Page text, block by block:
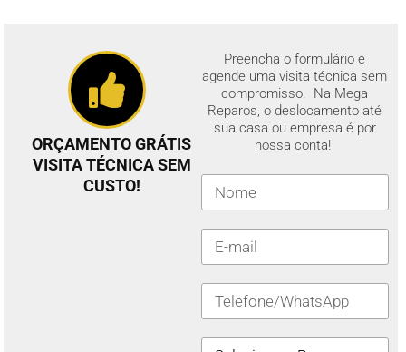
ORÇAMENTO GRÁTIS
VISITA TÉCNICA SEM
CUSTO!
Preencha o formulário e
agende uma visita técnica sem
compromisso. Na Mega
Reparos, o deslocamento até
sua casa ou empresa é por
nossa conta!